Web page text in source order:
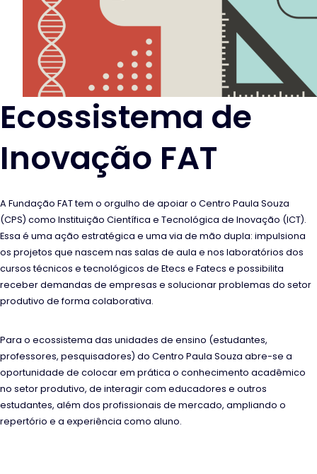
Ecossistema de
Inovação FAT
A Fundação FAT tem o orgulho de apoiar o Centro Paula Souza
(CPS) como Instituição Científica e Tecnológica de Inovação (ICT).
Essa é uma ação estratégica e uma via de mão dupla: impulsiona
os projetos que nascem nas salas de aula e nos laboratórios dos
cursos técnicos e tecnológicos de Etecs e Fatecs e possibilita
receber demandas de empresas e solucionar problemas do setor
produtivo de forma colaborativa.
Para o ecossistema das unidades de ensino (estudantes,
professores, pesquisadores) do Centro Paula Souza abre-se a
oportunidade de colocar em prática o conhecimento acadêmico
no setor produtivo, de interagir com educadores e outros
estudantes, além dos profissionais de mercado, ampliando o
repertório e a experiência como aluno.